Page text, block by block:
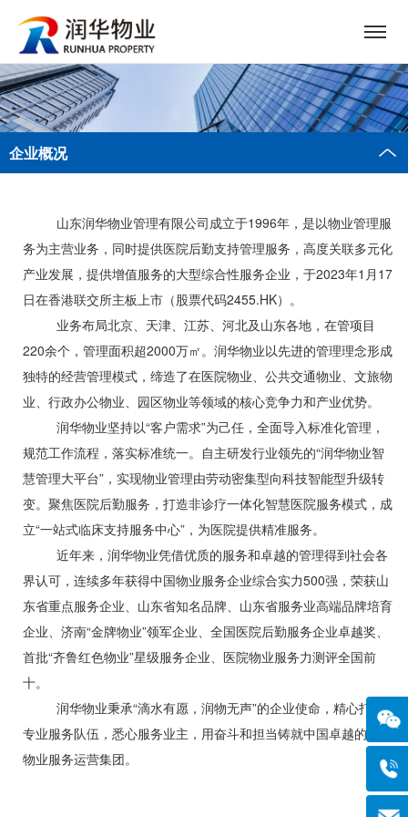
企业概况
山东润华物业管理有限公司成立于1996年，是以物业管理服
务为主营业务，同时提供医院后勤支持管理服务，高度关联多元化
产业发展，提供增值服务的大型综合性服务企业，于2023年1 月 17
日在香港联交所主板上市（股票代码2455.HK）。
业务布局北京、天津、江苏、河北及山东各地，在管项目
220余个，管理面积超2000万㎡。润华物业以先进的管理理念形成
独特的经营管理模式，缔造了在医院物业、公共交通物业、文旅物
业、行政办公物业、园区物业等领域的核心竞争力和产业优势。
润华物业坚持以“客户需求”为己任，全面导入标准化管理，
规范工作流程，落实标准统一。自主研发行业领先的“润华物业智
慧管理大平台”，实现物业管理由劳动密集型向科技智能型升级转
变。聚焦医院后勤服务，打造非诊疗一体化智慧医院服务模式，成
立“一站式临床支持服务中心”，为医院提供精准服务。
近年来，润华物业凭借优质的服务和卓越的管理得到社会各
界认可，连续多年获得中国物业服务企业综合实力500强，荣获山
东省重点服务企业、山东省知名品牌、山东省服务业高端品牌培育
企业、济南“金牌物业”领军企业、全国医院后勤服务企业卓越奖、
首批“齐鲁红色物业”星级服务企业、医院物业服务力测评全国前
十。
润华物业秉承“滴水有愿，润物无声”的企业使命，精心打造
专业服务队伍，悉心服务业主，用奋斗和担当铸就中国卓越的科技
物业服务运营集团。